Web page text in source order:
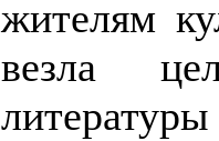
жителям
везла